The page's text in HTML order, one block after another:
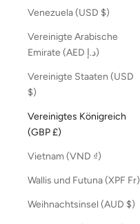
Venezuela (USD $)
Vereinigte Arabische
Emirate (AED د.إ)
Vereinigte Staaten (USD
$)
Vereinigtes Königreich
(GBP £)
Vietnam (VND ₫)
Wallis und Futuna (XPF Fr)
Weihnachtsinsel (AUD $)